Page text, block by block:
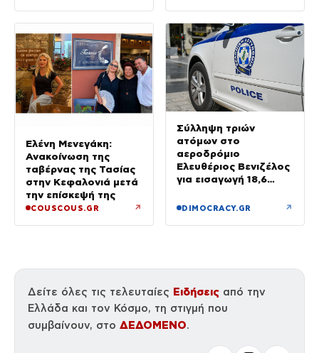
Ελένη Μενεγάκη:
Ανακοίνωση της
ταβέρνας της Τασίας
στην Κεφαλονιά μετά
την επίσκεψή της
COUSCOUS.GR ↗
Σύλληψη τριών
ατόμων στο
αεροδρόμιο
Ελευθέριος Βενιζέλος
για εισαγωγή 18,6
κάνναβης σε
DIMOCRACY.GR ↗
Δείτε όλες τις τελευταίες Ειδήσεις από την
Ελλάδα και τον Κόσμο, τη στιγμή που
συμβαίνουν, στο ΔΕΔΟΜΕΝΟ.